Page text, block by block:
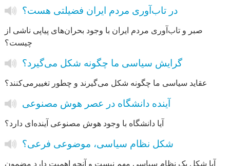
در تاب‌آوری مردم ایران فضیلتی هست؟
صبر و تاب‌آوری مردم ایران با وجود بحران‌های پیاپی ناشی از
چیست؟
گرایش سیاسی ما چگونه شکل می‌گیرد؟
عقاید سیاسی ما چگونه شکل می‌گیرند و چطور تغییرمی‌کنند؟
آینده دانشگاه در عصر هوش مصنوعی
آیا دانشگاه با وجود هوش مصنوعی آینده‌ای دارد؟
شکل نظام سیاسی، موضوعی فرعی؟
آیا شکل یک نظام سیاسی مهم نیست و آنچه اهمیت دارد مضمون